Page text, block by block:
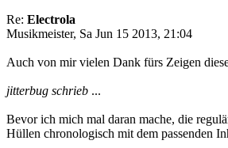
Re: Electrola
Musikmeister, Sa Jun 15 2013, 21:04
Auch von mir vielen Dank fürs Zeigen
jitterbug schrieb ...
Bevor ich mich mal daran mache, die
Hüllen chronologisch mit dem passenden